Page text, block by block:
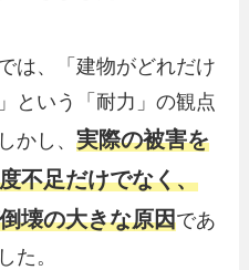
は、「建物がどれだけ
という「耐力」の観点
かし、実際の被害を
不足だけでなく、
壊の大きな原因であ
た。